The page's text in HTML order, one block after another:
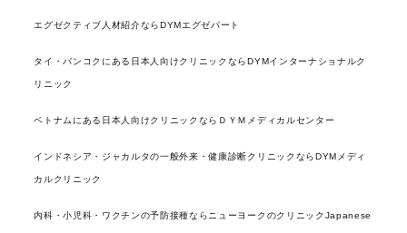
エグゼクティブ人材紹介ならDYMエグゼパート
タイ・バンコクにある日本人向けクリニックならDYMインターナショナルク
リニック
ベトナムにある日本人向けクリニックならＤＹＭメディカルセンター
インドネシア・ジャカルタの一般外来・健康診断クリニックならDYMメディ
カルクリニック
内科・小児科・ワクチンの予防接種ならニューヨークのクリニックJapanese